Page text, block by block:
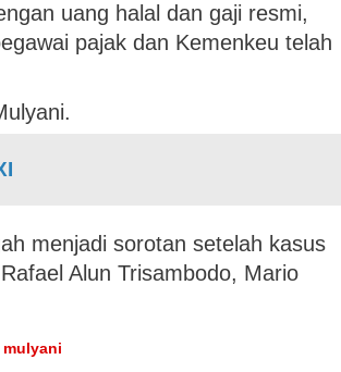
uang halal dan gaji resmi,
pajak dan Kemenkeu telah
menjadi sorotan setelah kasus
Alun Trisambodo, Mario